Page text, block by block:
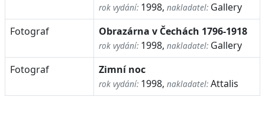
rok vydání: 1998, nakladatel: Gallery
Fotograf
Obrazárna v Čechách 1796-1918
rok vydání: 1998, nakladatel: Gallery
Fotograf
Zimní noc
rok vydání: 1998, nakladatel: Attalis